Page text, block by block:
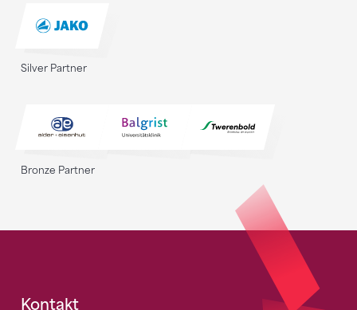
Silver Partner
Bronze Partner
Kontakt